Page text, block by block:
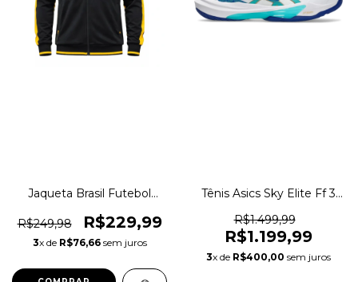
Jaqueta Brasil Futebol
1magnus
R$249,98 R$229,99
3x de R$76,66sem juros
Tênis Asics Sky Elite Ff 3
1magnus
R$1.499,99
R$1.199,99
3x de R$400,00 sem juros